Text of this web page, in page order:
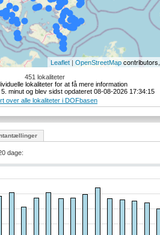
Leaflet| OpenStreetMapcontributors,
451 lokaliteter
lokaliteter for at få mere information
minut og blev sidst opdateret 08-08-2026 17:34:15
over alle lokaliteter i DOFbasen
dage: